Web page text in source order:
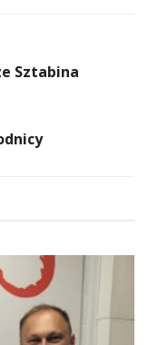
Sztabina